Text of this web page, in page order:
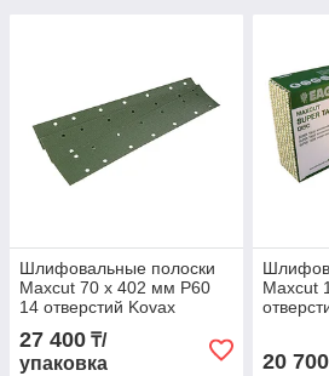
Шлифовальные полоски
Maxcut 70 х 402 мм P60
14 отверстий Kovax
27 400 ₸/
упаковка
Maxcut
20 700